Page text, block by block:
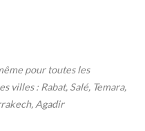
pour toutes les
villes : Rabat, Salé, Temara,
Agadir